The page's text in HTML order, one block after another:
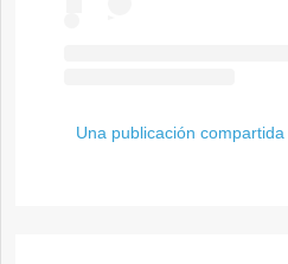
Una publicación